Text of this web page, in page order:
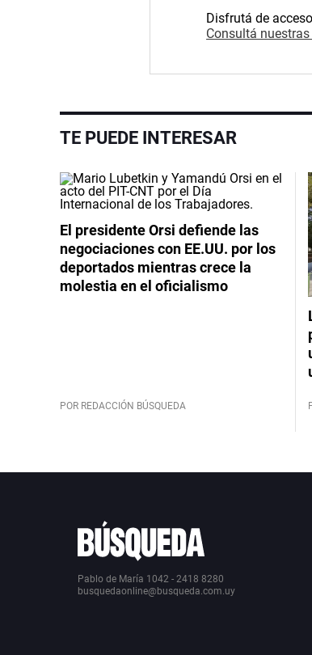
Disfrutá de
Consultá
TE PUEDE INTERESAR
El presidente Orsi defiende las
negociaciones con EE.UU. por los
deportados mientras crece la
molestia en el oficialismo
POR REDACCIÓN BÚSQUEDA
Pablo de María 1042 - 2418 8280
busquedaonline@busqueda.com.uy